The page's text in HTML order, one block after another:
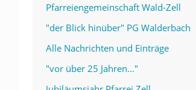
Pfarreiengemeinschaft Wald-Zell
"der Blick hinüber" PG Walderbach
Alle Nachrichten und Einträge
"vor über 25 Jahren..."